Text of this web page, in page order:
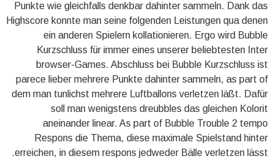
Punkte wie gleichfalls denkbar dahinter sammeln. Dank das
Highscore konnte man seine folgenden Leistungen qua denen
ein anderen Spielern kollationieren. Ergo wird Bubble
Kurzschluss für immer eines unserer beliebtesten Inter
browser-Games. Abschluss bei Bubble Kurzschluss ist
parece lieber mehrere Punkte dahinter sammeln, as part of
dem man tunlichst mehrere Luftballons verletzen läßt. Dafür
soll man wenigstens dreubbles das gleichen Kolorit
aneinander linear. As part of Bubble Trouble 2 tempo
Respons die Thema, diese maximale Spielstand hinter
erreichen, in diesem respons jedweder Bälle verletzen lässt.